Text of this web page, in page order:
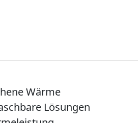
Wärme
Lösungen